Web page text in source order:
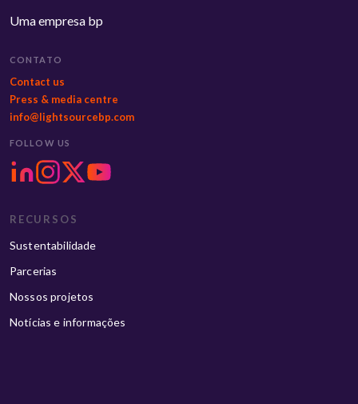
Uma empresa bp
CONTATO
Contact us
Press & media centre
info@lightsourcebp.com
FOLLOW US
RECURSOS
Sustentabilidade
Parcerias
Nossos projetos
Notícias e informações